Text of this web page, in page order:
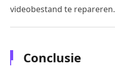
videobestand te repareren.
Conclusie